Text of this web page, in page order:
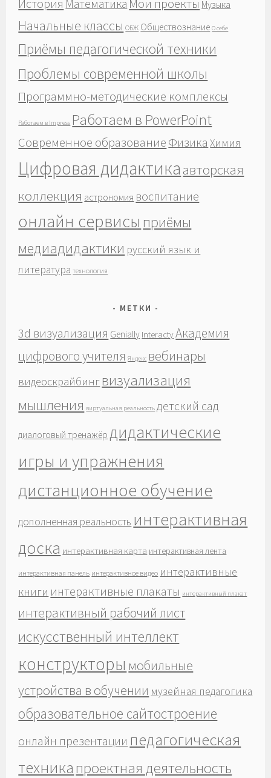
История Математика Мои проекты Музыка
Начальные классы ОБЖ Обществознание О себе
Приёмы педагогической техники
Проблемы современной школы
Программно-методические комплексы
Работаем в Impress Работаем в PowerPoint
Современное образование Физика Химия
Цифровая дидактика авторская
коллекция астрономия воспитание
онлайн сервисы приёмы
медиадидактики русский язык и
литература технология
МЕТКИ
3d визуализация Genially Interacty Академия
цифрового учителя Яндекс вебинары
видеоскрайбинг визуализация
мышления виртуальная реальность детский сад
диалоговый тренажёр дидактические
игры и упражнения
дистанционное обучение
дополненная реальность интерактивная
доска интерактивная карта интерактивная лента
интерактивная панель интерактивное видео интерактивные
книги интерактивные плакаты интерактивный плакат
интерактивный рабочий лист
искусственный интеллект
конструкторы мобильные
устройства в обучении музейная педагогика
образовательное сайтостроение
онлайн презентации педагогическая
техника проектная деятельность